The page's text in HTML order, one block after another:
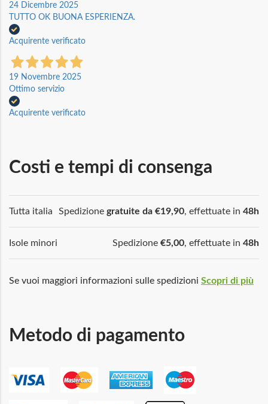
24 Dicembre 2025
TUTTO OK BUONA ESPERIENZA.
Acquirente verificato
19 Novembre 2025
Ottimo servizio
Acquirente verificato
Costi e tempi di consenga
Tutta italia Spedizione gratuite da €19,90, effettuate in 48h
Isole minori Spedizione €5,00, effettuate in 48h
Se vuoi maggiori informazioni sulle spedizioni Scopri di più
Metodo di pagamento